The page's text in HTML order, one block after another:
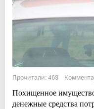
Прочитали: 468
Похищенное
денежные средства